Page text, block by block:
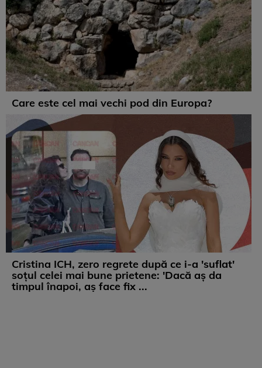
Care este cel mai vechi pod din Europa?
Cristina ICH, zero regrete după ce i-a 'suflat'
soțul celei mai bune prietene: 'Dacă aș da
timpul înapoi, aș face fix ...